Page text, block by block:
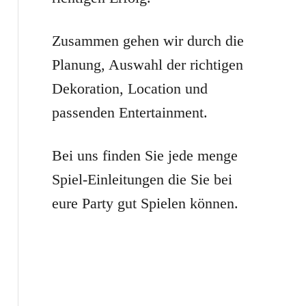
:Zusammen gehen wir durch die
Planung, Auswahl der richtigen
Dekoration, Location und
passenden Entertainment.
Bei uns finden Sie jede menge
Spiel-Einleitungen die Sie bei
eure Party gut Spielen können.